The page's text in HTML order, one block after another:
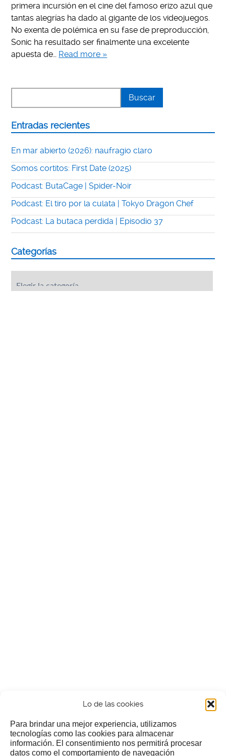
Lo de las cookies
Para brindar una mejor experiencia, utilizamos
tecnologías como las cookies para almacenar
información. El consentimiento nos permitirá procesar
datos como el comportamiento de navegación
primera incursión en el cine del famoso erizo azul que
tantas alegrías ha dado al gigante de los videojuegos.
No exenta de polémica en su fase de preproducción,
Sonic ha resultado ser finalmente una excelente
apuesta de… Read more »
Entradas recientes
En mar abierto (2026): naufragio claro
Somos cortitos: First Date (2025)
Podcast: ButaCage | Spider-Noir
Podcast: El tiro por la culata | Tokyo Dragon Chef
Podcast: La butaca perdida | Episodio 37
Categorías
¿Nos invitas a un cafecillo?